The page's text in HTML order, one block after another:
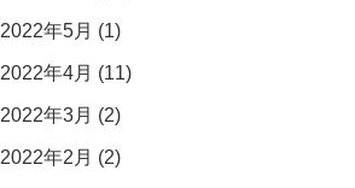
2022年5月 (1)
2022年4月 (11)
2022年3月 (2)
2022年2月 (2)